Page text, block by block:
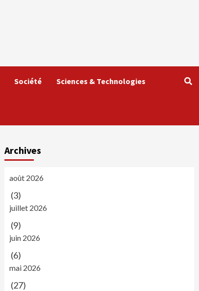
Société Sciences & Technologies
Archives
août 2026
(3)
juillet 2026
(9)
juin 2026
(6)
mai 2026
(27)